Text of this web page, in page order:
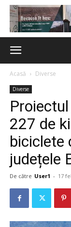
Acasă Diverse
Diverse
Proiectul
227 de
biciclete
județele
De către User1 - 17